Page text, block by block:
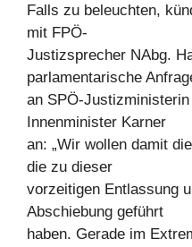
Falls zu beleuchten,
mit FPÖ-
Justizsprecher NAbg.
parlamentarische
an SPÖ-
Innenminister Karner
an: „Wir wollen damit
die zu dieser
vorzeitigen Entlassung
Abschiebung geführt
haben. Gerade im